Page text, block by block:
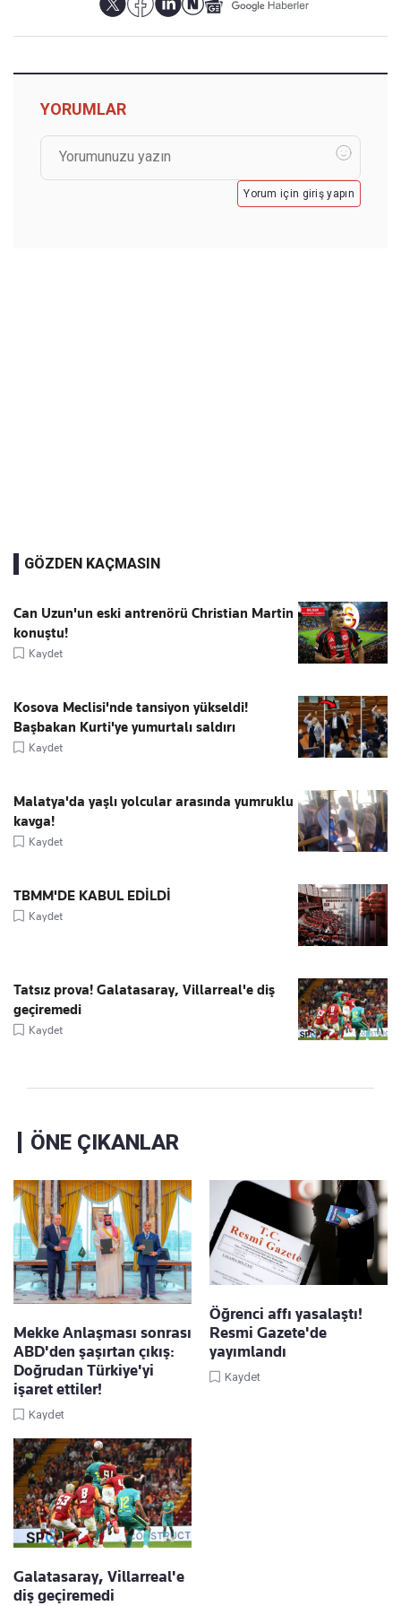
YORUMLAR
Yorum için giriş yapın
GÖZDEN KAÇMASIN
Can Uzun'un eski antrenörü Christian Martin
konuştu!
Kaydet
Kosova Meclisi'nde tansiyon yükseldi!
Başbakan Kurti'ye yumurtalı saldırı
Kaydet
Malatya'da yaşlı yolcular arasında yumruklu
kavga!
Kaydet
TBMM'DE KABUL EDİLDİ
Kaydet
Tatsız prova! Galatasaray, Villarreal'e diş
geçiremedi
Kaydet
ÖNE ÇIKANLAR
Mekke Anlaşması sonrası
ABD'den şaşırtan çıkış:
Doğrudan Türkiye'yi
işaret ettiler!
Kaydet
Öğrenci affı yasalaştı!
Resmi Gazete'de
yayımlandı
Kaydet
Galatasaray, Villarreal'e
diş geçiremedi